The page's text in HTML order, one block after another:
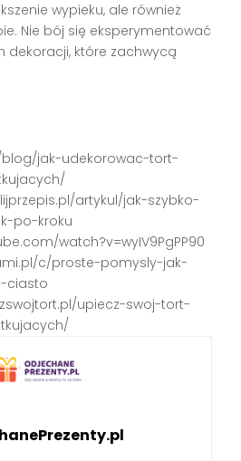
wypieku, ale również
Nie bój się eksperymentować
dekoracji, które zachwycą
blog/jak-udekorowac-tort-
artykul/jak-szybko-
po-kroku
watch?v=wyIV9PgPP90
c/proste-pomysly-jak-
ciasto
upiecz-swoj-tort-